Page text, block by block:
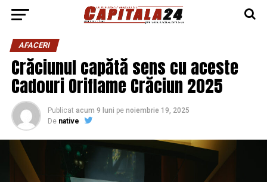
AFACERI
Crăciunul capătă sens cu aceste
Cadouri Oriflame Crăciun 2025
Publicat acum 9 luni pe noiembrie 19, 2025
De native